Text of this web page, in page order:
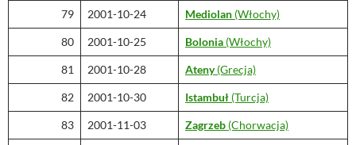
79 2001-10-24 Mediolan (Włochy)
80 2001-10-25 Bolonia (Włochy)
81 2001-10-28 Ateny(Grecja)
82 2001-10-30 Istambuł (Turcja)
83 2001-11-03 Zagrzeb (Chorwacja)